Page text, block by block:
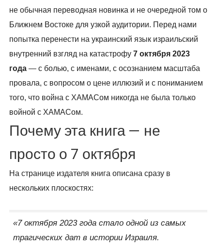
не обычная переводная новинка и не очередной том о
Ближнем Востоке для узкой аудитории. Перед нами
попытка перенести на украинский язык израильский
внутренний взгляд на катастрофу7 октября 2023
года — с болью, с именами, с осознанием масштаба
провала, с вопросом о цене иллюзий и с пониманием
того, что война с ХАМАСом никогда не была только
войной с ХАМАСом.
Почему эта книга — не
просто о 7 октября
На странице издателя книга описана сразу в
нескольких плоскостях:
«7 октября 2023 года стало одной из самых
трагических дат в истории Израиля.